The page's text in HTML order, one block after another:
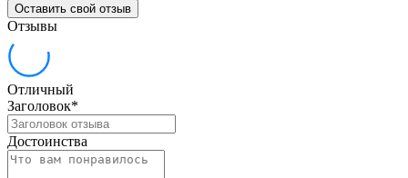
Оставить свой отзыв
Отзывы
Отличный
Заголовок*
Достоинства